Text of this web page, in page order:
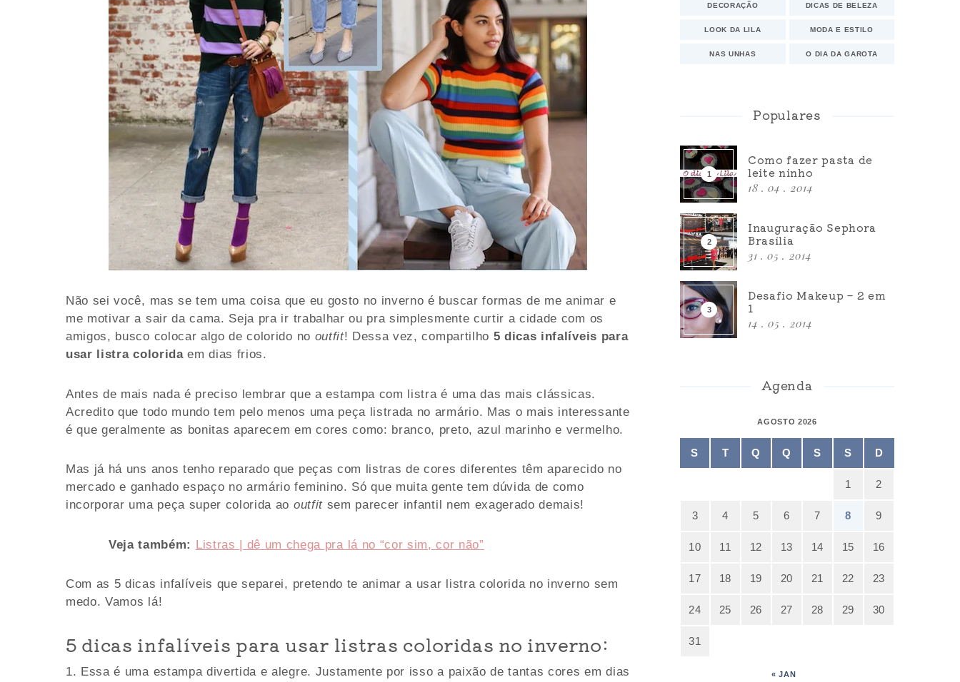
Não sei você, mas se tem uma coisa que eu gosto no inverno é buscar formas de me animar e
me motivar a sair da cama. Seja pra ir trabalhar ou pra simplesmente curtir a cidade com os
amigos, busco colocar algo de colorido no outfit! Dessa vez, compartilho 5 dicas infalíveis para
usar listra coloridaem dias frios.
Antes de mais nada é preciso lembrar que a estampa com listra é uma das mais clássicas.
Acredito que todo mundo tem pelo menos uma peça listrada no armário. Mas o mais interessante
é que geralmente as bonitas aparecem em cores como: branco, preto, azul marinho e vermelho.
Mas já há uns anos tenho reparado que peças com listras de cores diferentes têm aparecido no
mercado e ganhado espaço no armário feminino. Só que muita gente tem dúvida de como
incorporar uma peça super colorida ao outfitsem parecer infantil nem exagerado demais!
Veja também: Listras | dê um chega pra lá no “cor sim, cor não”
Com as 5 dicas infalíveis que separei, pretendo te animar a usar listra colorida no inverno sem
medo. Vamos lá!
5 dicas infalíveis para usar listras coloridas no inverno:
Essa é uma estampa divertida e alegre. Justamente por isso a paixão de tantas cores em dias
DECORAÇÃO DICAS DE BELEZA
LOOK DA LILA MODA E ESTILO
NAS UNHAS O DIA DA GAROTA
Populares
Como fazer pasta de
leite ninho
18 . 04 . 2014
Inauguração Sephora
Brasília
31 . 05 . 2014
Desafio Makeup – 2 em
1
14 . 05 . 2014
Agenda
AGOSTO 2026
S T Q Q S S D
1 2
3 4 5 6 7 8 9
10 11 12 13 14 15 16
17 18 19 20 21 22 23
24 25 26 27 28 29 30
31
« JAN